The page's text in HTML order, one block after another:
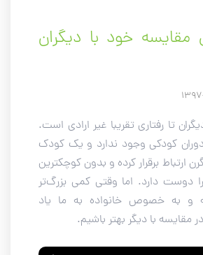
مقایسه خود با دیگران
تا رفتاری تقریبا غیر ارادی است.
کودکی وجود ندارد و یک کودک
ارتباط برقرار کرده و بدون کوچکترین
دوست دارد. اما وقتی کمی بزرگ‌تر
و به خصوص خانواده به ما یاد
مقایسه با دیگر بهتر باشیم.